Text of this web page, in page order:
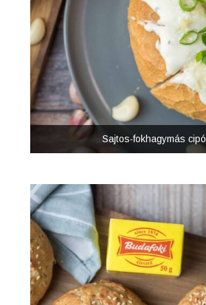
Sajtos-fokhagymás cipó